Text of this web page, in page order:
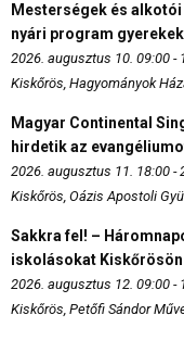
Mesterségek és
nyári program
2026. augusztus 10. 09:00 -
Kiskőrös, Hagyományok
Magyar Continental
hirdetik az
2026. augusztus 11. 18:00 -
Kiskőrös, Oázis Apostoli
Sakkra fel! –
iskolásokat Kiskőrösön
2026. augusztus 12. 09:00 -
Kiskőrös, Petőfi Sándor